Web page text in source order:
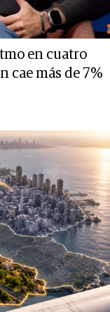
en cuatro
cae más de 7%